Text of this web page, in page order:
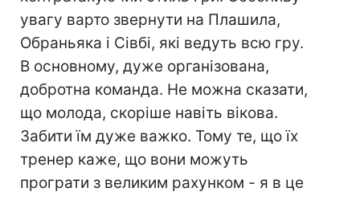
увагу варто звернути на Плашила,
Обраньяка і Сівбі, які ведуть всю гру.
В основному, дуже організована,
добротна команда. Не можна сказати,
що молода, скоріше навіть вікова.
Забити їм дуже важко. Тому те, що їх
тренер каже, що вони можуть
програти з великим рахунком - я в це